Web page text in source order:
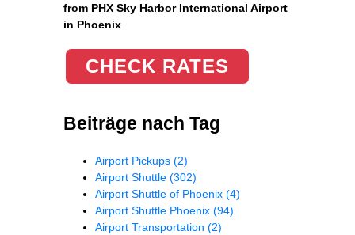
from PHX Sky Harbor International Airport
in Phoenix
CHECK RATES
Beiträge nach Tag
Airport Pickups (2)
Airport Shuttle (302)
Airport Shuttle of Phoenix (4)
Airport Shuttle Phoenix (94)
Airport Transportation (2)